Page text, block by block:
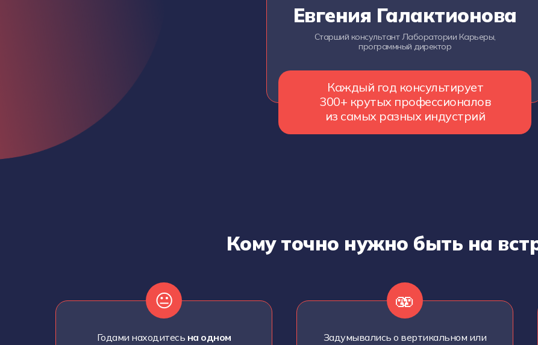
Евгения Галактионова
Старший консультант Лаборатории Карьеры,
программный директор
Каждый год консультирует
300+ крутых профессионалов
из самых разных индустрий
Кому точно нужно быть на
Годами находитесь на одном
Задумывались о вертикальном или
😐 🫨